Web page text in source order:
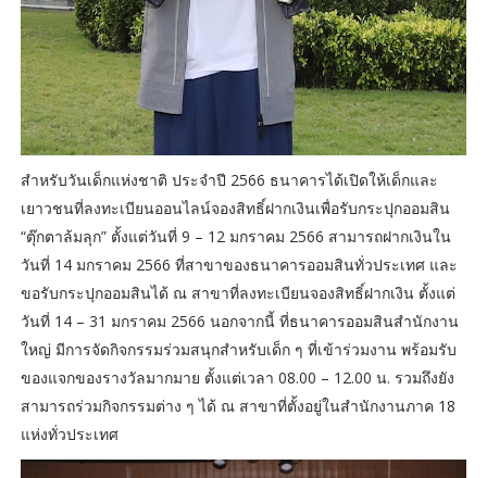
สำหรับวันเด็กแห่งชาติ ประจำปี 2566 ธนาคารได้เปิดให้เด็กและ
เยาวชนที่ลงทะเบียนออนไลน์จองสิทธิ์ฝากเงินเพื่อรับกระปุกออมสิน
“ตุ๊กตาล้มลุก” ตั้งแต่วันที่ 9 – 12 มกราคม 2566 สามารถฝากเงินใน
วันที่ 14 มกราคม 2566 ที่สาขาของธนาคารออมสินทั่วประเทศ และ
ขอรับกระปุกออมสินได้ ณ สาขาที่ลงทะเบียนจองสิทธิ์ฝากเงิน ตั้งแต่
วันที่ 14 – 31 มกราคม 2566 นอกจากนี้ ที่ธนาคารออมสินสำนักงาน
ใหญ่ มีการจัดกิจกรรมร่วมสนุกสำหรับเด็ก ๆ ที่เข้าร่วมงาน พร้อมรับ
ของแจกของรางวัลมากมาย ตั้งแต่เวลา 08.00 – 12.00 น. รวมถึงยัง
สามารถร่วมกิจกรรมต่าง ๆ ได้ ณ สาขาที่ตั้งอยู่ในสำนักงานภาค 18
แห่งทั่วประเทศ